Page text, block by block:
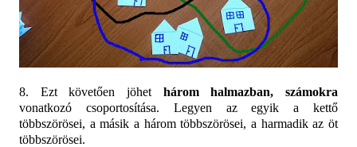
8. Ezt követően jöhet három halmazban, számokra
vonatkozó csoportosítása. Legyen az egyik a kettő
többszörösei, a másik a három többszörösei, a harmadik az öt
többszörösei.